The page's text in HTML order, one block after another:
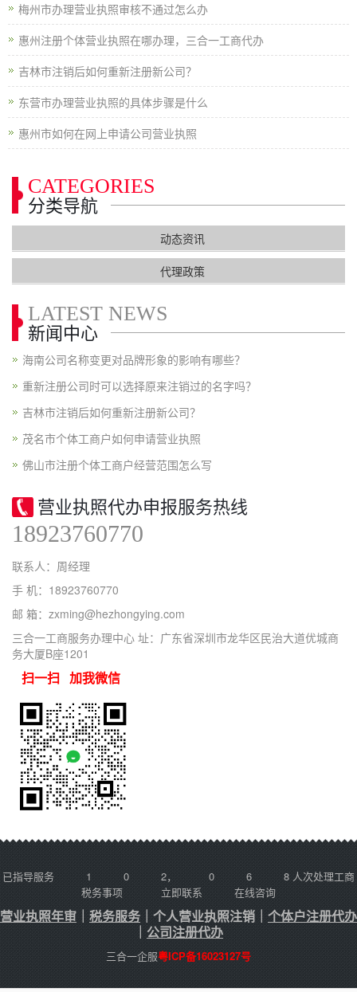
梅州市办理营业执照审核不通过怎么办
惠州注册个体营业执照在哪办理，三合一工商代办
吉林市注销后如何重新注册新公司？
东营市办理营业执照的具体步骤是什么
惠州市如何在网上申请公司营业执照
CATEGORIES
分类导航
动态资讯
代理政策
LATEST NEWS
新闻中心
海南公司名称变更对品牌形象的影响有哪些？
重新注册公司时可以选择原来注销过的名字吗？
吉林市注销后如何重新注册新公司？
茂名市个体工商户如何申请营业执照
佛山市注册个体工商户经营范围怎么写
营业执照代办申报服务热线
18923760770
联系人：周经理
手 机：18923760770
邮 箱：zxming@hezhongying.com
三合一工商服务办理中心 址：广东省深圳市龙华区民治大道优城商
务大厦B座1201
扫一扫 加我微信
已指导服务 1 0 2， 0 6 8 人次处理工商
税务事项立即联系 在线咨询
营业执照年审 ｜税务服务｜个人营业执照注销 ｜个体户注册代办
｜公司注册代办
三合一企服粤ICP备16023127号